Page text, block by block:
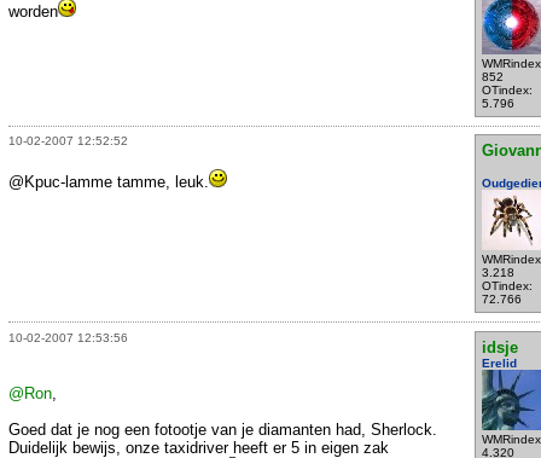
852
OTindex:
5.796
worden
10-02-2007 12:52:52
3.218
OTindex:
72.766
@Kpuc-lamme tamme, leuk.
10-02-2007 12:53:56
idsje
Erelid
4.320
@Ron
Goed dat je nog een fotootje van je diamanten had, Sherlock.
Duidelijk bewijs, onze taxidriver heeft er 5 in eigen zak